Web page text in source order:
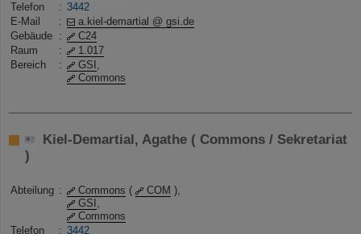
Telefon
: 3442
E-Mail
:
a.kiel-demartial @ gsi.de
Gebäude
:
C24
Raum
:
1.017
Bereich
: GSI ,
Commons
Kiel-Demartial, Agathe ( Commons / Sekretariat
)
Abteilung : Commons ( COM ),
GSI
Commons
Telefon
: 3442